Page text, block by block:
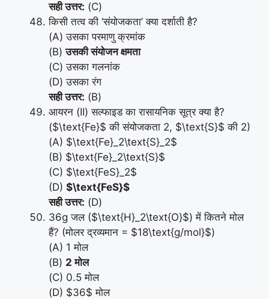
सही उत्तर: (C)
किसी तत्व की ‘संयोजकता’ क्या दर्शाती है?
(A) उसका परमाणु क्रमांक
(B)उसकी संयोजन क्षमता
(C) उसका गलनांक
(D) उसका रंग
सही उत्तर: (B)
आयरन (II) सल्फाइड का रासायनिक सूत्र क्या है?
($\text{Fe}$ की संयोजकता 2, $\text{S}$ की 2)
(A) $\text{Fe}_2\text{S}_2$
(B) $\text{Fe}_2\text{S}$
(C) $\text{FeS}_2$
(D) $\text{FeS}$
सही उत्तर: (D)
36g जल ($\text{H}_2\text{O}$) में कितने मोल
हैं? (मोलर द्रव्यमान = $18\text{g/mol}$)
(A) 1 मोल
(B) 2 मोल
(C) 0.5 मोल
(D) $36$ मोल